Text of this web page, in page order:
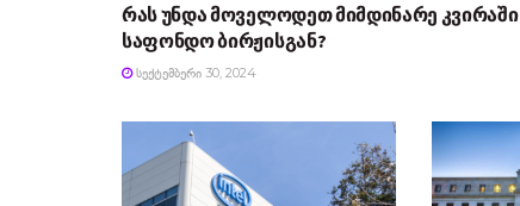
რას უნდა მოველოდეთ მიმდინარე კვირაში
საფონდო ბირჟისგან?
ᲡᲔᲥᲢᲔᲛᲑᲔᲠᲘ 30, 2024